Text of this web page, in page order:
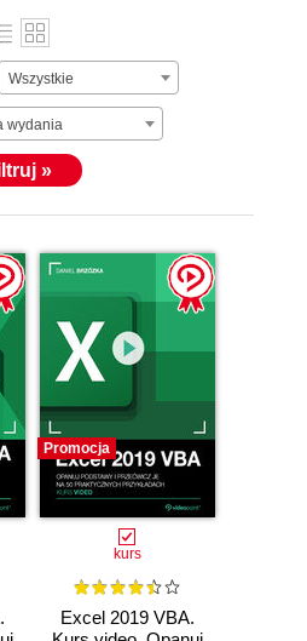
Wszystkie
wydania
»
Promocja
kurs
Excel 2019 VBA.